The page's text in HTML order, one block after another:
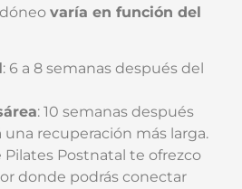
varía en función del
: 6 a 8 semanas después del
: 10 semanas después
una recuperación más larga.
Pilates Postnatal te ofrezco
donde podrás conectar